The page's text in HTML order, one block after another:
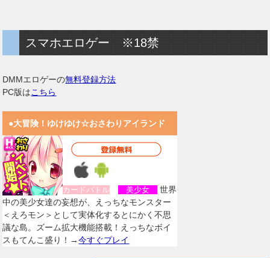
スマホエロゲー ※18禁
DMMエロゲーの無料登録方法
PC版はこちら
●大冒険！ゆけゆけ☆おさわりアイランド
カードバトル 美少女
世界
中の美少女達の妄想が、えっちなモンスター
＜えろモン＞として実体化するとにかく不思
議な島。ズーム拡大機能搭載！えっちなボイ
スもてんこ盛り！→今すぐプレイ